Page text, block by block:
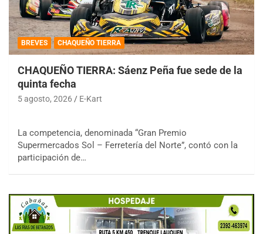
BREVES CHAQUEÑO TIERRA
CHAQUEÑO TIERRA: Sáenz Peña fue sede de la
quinta fecha
5 agosto, 2026 E-Kart
La competencia, denominada “Gran Premio
Supermercados Sol – Ferretería del Norte”, contó con la
participación de…